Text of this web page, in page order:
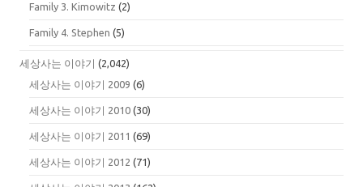
Family 3. Kimowitz (2)
Family 4. Stephen (5)
세상사는 이야기 (2,042)
세상사는 이야기 2009 (6)
세상사는 이야기 2010 (30)
세상사는 이야기 2011 (69)
세상사는 이야기 2012 (71)